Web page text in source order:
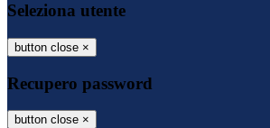
Seleziona utente
button close ×
Recupero password
button close ×